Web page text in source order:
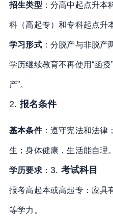
招生类型 ：分高中起点升
科（高起专）和专科起点升
学习形式：分脱产与非脱产
学历继续教育不再使用“函授
产”。
2.报名条件
基本条件：遵守宪法和法律
生；身体健康，生活能自理。
学历要求：
报考高起本或高起专：应具
等学力。
3. 考试科目